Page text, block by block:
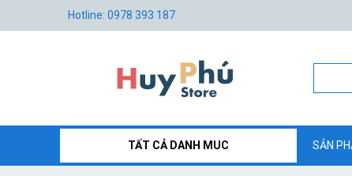
Hotline: 0978 393 187
TẤT CẢ DANH MUC SẢN